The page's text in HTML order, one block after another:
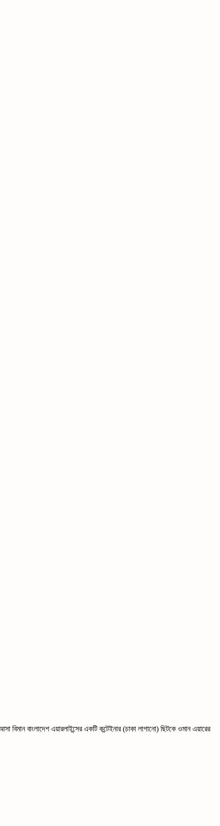
বাংলাদেশ এয়ারলাইন্সের একটি কন্টেইনার (চাকা লাগানো) ছিটকে ওমান এয়ারের